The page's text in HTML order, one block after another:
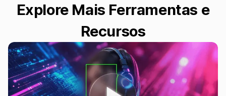
Explore Mais Ferramentas e
Recursos